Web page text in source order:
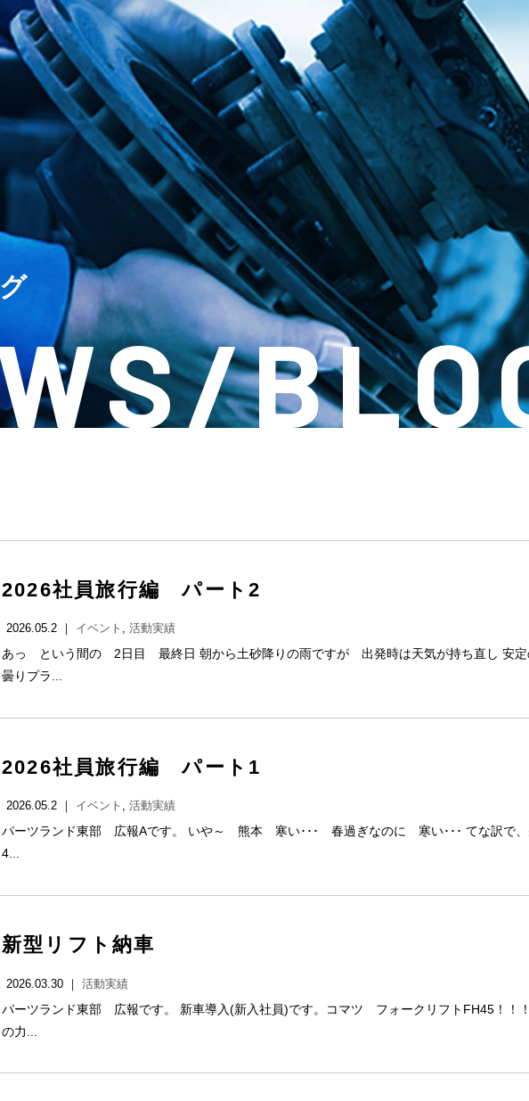
2026社員旅行編 パート2
2026.05.2 ｜ イベント , 活動実績
あっ という間の 2日目 最終日 朝から土砂降りの雨ですが 出発時は天気が持ち直し 安定
曇りプラ...
2026社員旅行編 パート1
2026.05.2 ｜ イベント , 活動実績
パーツランド東部 広報Aです。 いや～ 熊本 寒い･･･ 春過ぎなのに 寒い･･･ てな訳で、
4...
新型リフト納車
2026.03.30 ｜ 活動実績
パーツランド東部 広報です。 新車導入(新入社員)です。コマツ フォークリフトFH45！！
の力...